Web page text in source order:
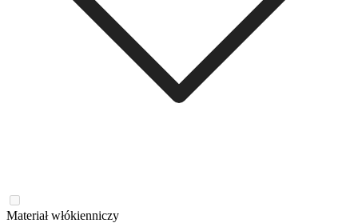
Materiał włókienniczy